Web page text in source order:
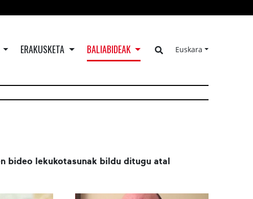
ERAKUSKETA BALIABIDEAK Euskara
bideo lekukotasunak bildu ditugu atal